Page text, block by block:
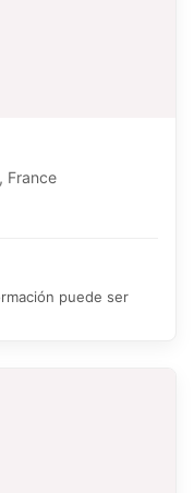
France
puede ser